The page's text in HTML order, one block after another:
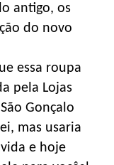
antigo, os
do novo
essa roupa
pela Lojas
Gonçalo
mas usaria
e hoje